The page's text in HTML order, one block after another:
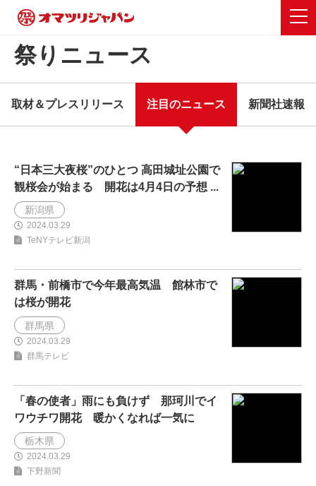
祭りニュース
取材＆プレスリリース 注目のニュース 新聞社速報
“日本三大夜桜”のひとつ 高田城址公園で
観桜会が始まる 開花は4月4日の予想 ...
新潟県
2024.03.29
TeNYテレビ新潟
群馬・前橋市で今年最高気温 館林市で
は桜が開花
群馬県
2024.03.29
群馬テレビ
「春の使者」雨にも負けず 那珂川でイ
ワウチワ開花 暖かくなれば一気に
栃木県
2024.03.29
下野新聞